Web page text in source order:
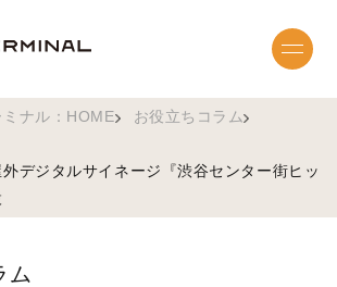
ナル：HOME
お役立ちコラム
デジタルサイネージ『渋谷センター街ヒッ
ム